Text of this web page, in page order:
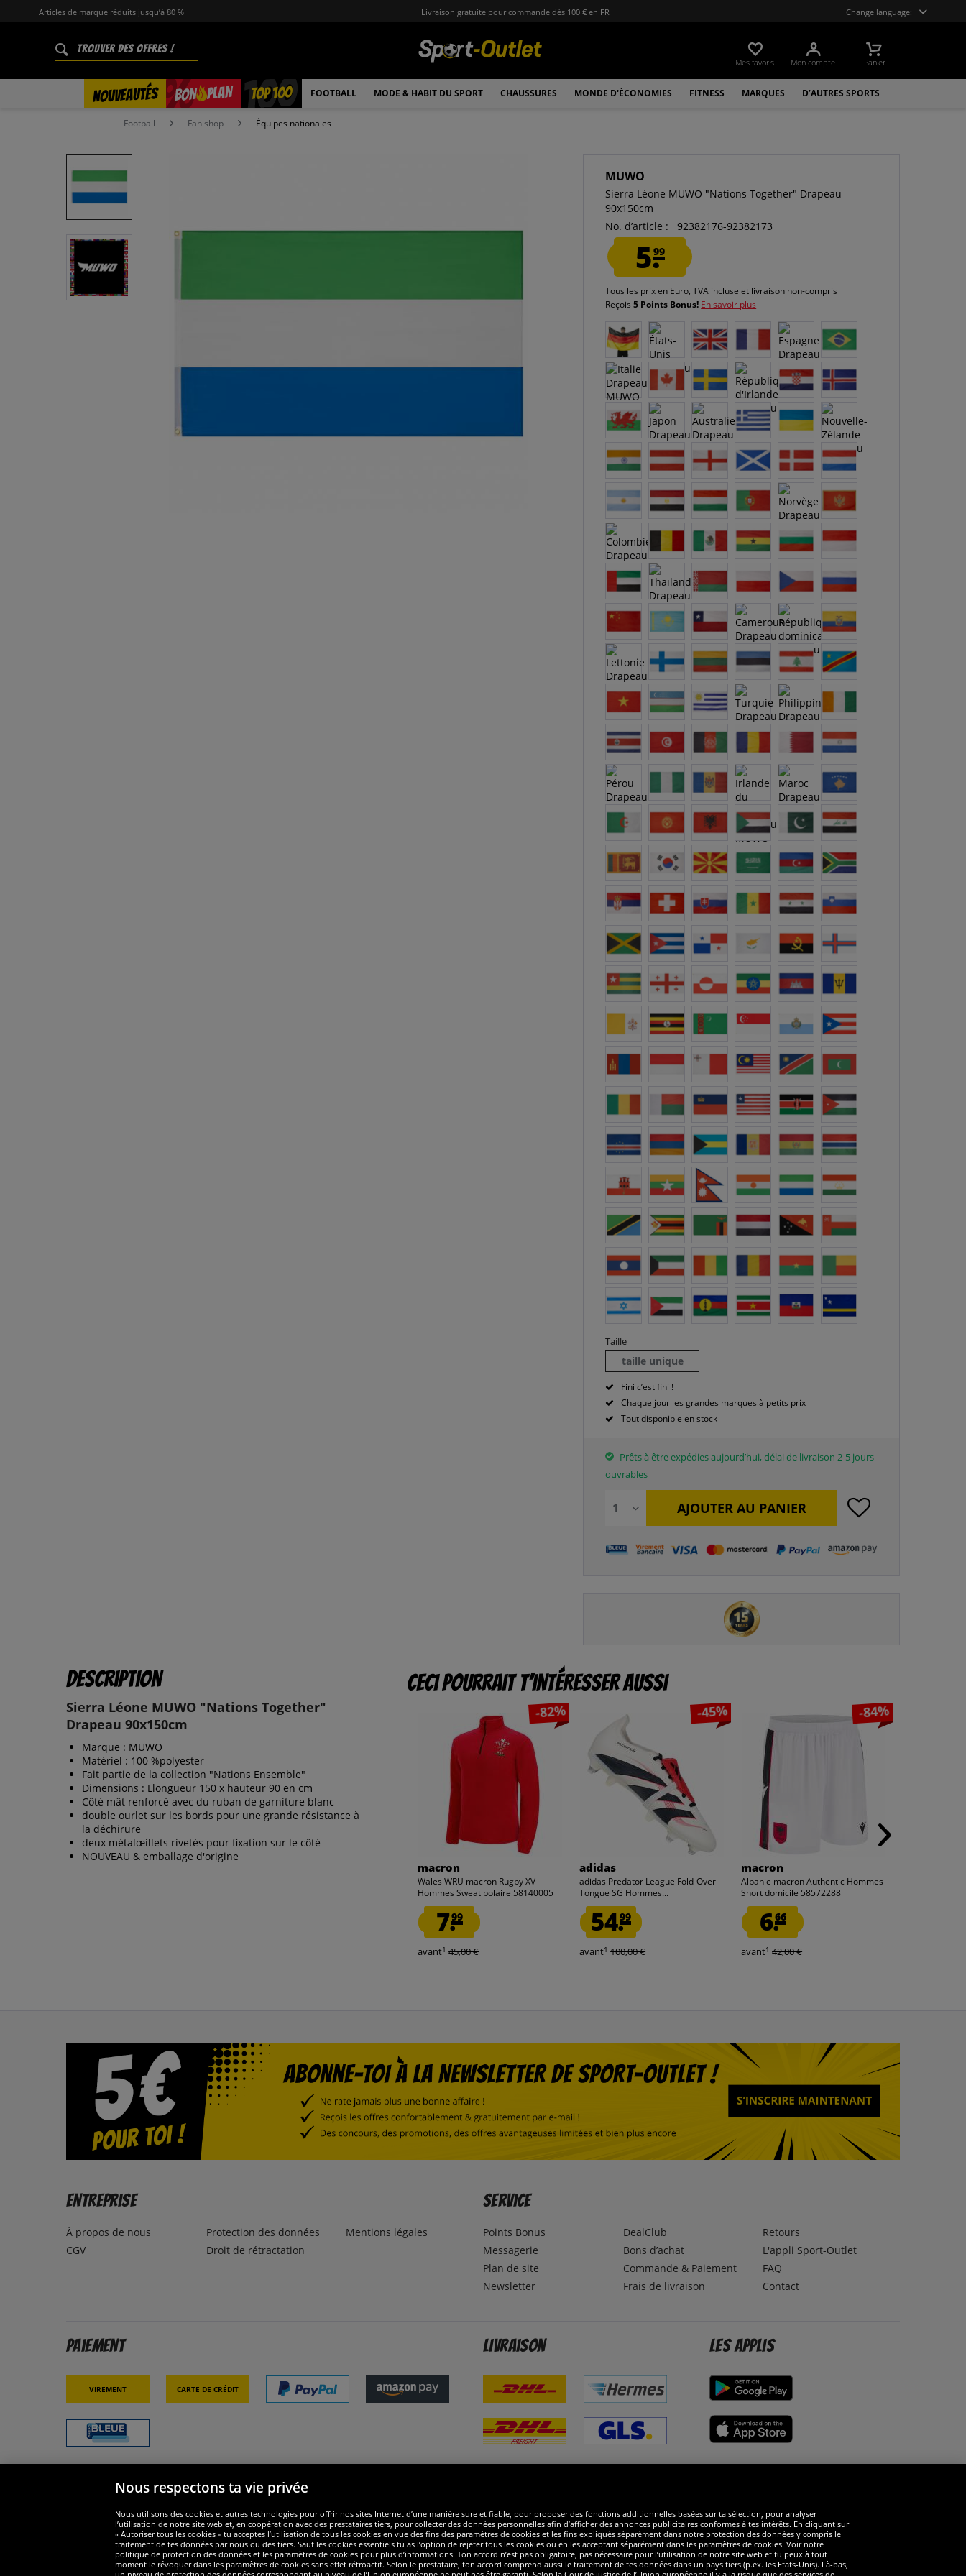
Articles de marque réduits jusqu’à 80 % Livraison gratuite pour commande dès 100 € en FR Change language:
Mes favoris Mon compte Panier
NOUVEAUTÉS BON PLAN
% TOP 100 FOOTBALL MODE & HABIT DU SPORT CHAUSSURES MONDE D'ÉCONOMIES FITNESS MARQUES D’AUTRES SPORTS
Football Fan shop Équipes nationales
MUWO
Sierra Léone MUWO "Nations Together" Drapeau
90x150cm
No. d’article :
92382176-92382173
5.99
Tous les prix en Euro, TVA incluse et livraison non-compris
Reçois5 Points Bonus! En savoir plus
Taille
taille unique
Fini c’est fini !
Chaque jour les grandes marques à petits prix
Tout disponible en stock
Prêts à être expédies aujourd’hui, délai de livraison 2-5 jours
ouvrables
AJOUTER AU PANIER
Description
Sierra Léone MUWO "Nations Together"
Drapeau 90x150cm
Marque : MUWO
Matériel : 100 %polyester
Fait partie de la collection "Nations Ensemble"
Dimensions : Llongueur 150 x hauteur 90 en cm
Côté mât renforcé avec du ruban de garniture blanc
double ourlet sur les bords pour une grande résistance à
la déchirure
deux métalœillets rivetés pour fixation sur le côté
NOUVEAU & emballage d'origine
Ceci pourrait t’intéresser aussi
-82%
macron
Wales WRU macron Rugby XV
Hommes Sweat polaire 58140005
7.99
avant1 45,00 €
-45%
adidas
adidas Predator League Fold-Over
Tongue SG Hommes...
54.99
avant1 100,00 €
-84%
macron
Albanie macron Authentic Hommes
Short domicile 58572288
6.66
avant1 42,00 €
Entreprise
À propos de nous
CGV
Protection des données
Droit de rétractation
Mentions légales
Service
Points Bonus
Messagerie
Plan de site
Newsletter
DealClub
Bons d’achat
Commande & Paiement
Frais de livraison
Retours
L'appli Sport-Outlet
FAQ
Contact
Paiement
Virement Carte de crédit
Livraison Les applis
Nous respectons ta vie privée
Nous utilisons des cookies et autres technologies pour offrir nos sites Internet d’une manière sure et fiable, pour proposer des fonctions additionnelles basées sur ta sélection, pour analyser
l’utilisation de notre site web et, en coopération avec des prestataires tiers, pour collecter des données personnelles afin d’afficher des annonces publicitaires conformes à tes intérêts. En cliquant sur
« Autoriser tous les cookies » tu acceptes l’utilisation de tous les cookies en vue des fins des paramètres de cookies et les fins expliqués séparément dans notre protection des données y compris le
traitement de tes données par nous ou des tiers. Sauf les cookies essentiels tu as l’option de rejeter tous les cookies ou en les acceptant séparément dans les paramètres de cookies. Voir notre
politique de protection des données et les paramètres de cookies pour plus d’informations. Ton accord n’est pas obligatoire, pas nécessaire pour l’utilisation de notre site web et tu peux à tout
moment le révoquer dans les paramètres de cookies sans effet rétroactif. Selon le prestataire, ton accord comprend aussi le traitement de tes données dans un pays tiers (p.ex. les Etats-Unis). Là-bas,